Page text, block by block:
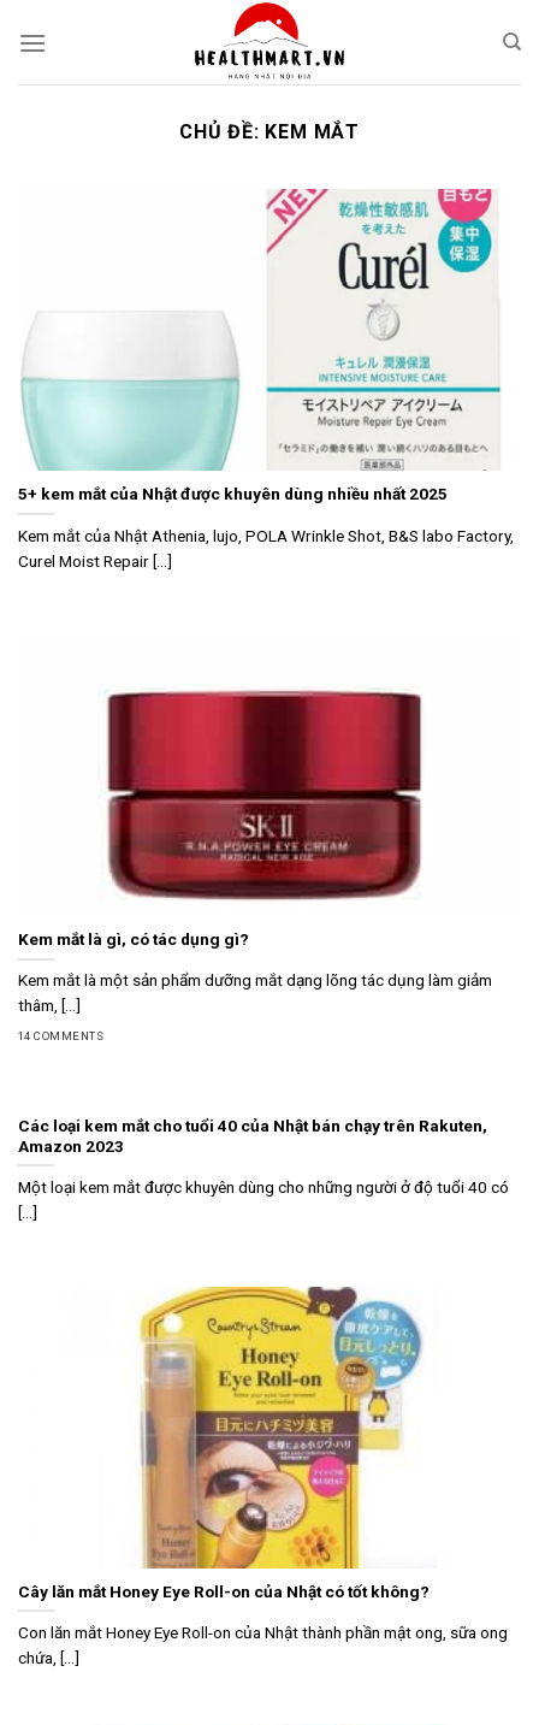
CHỦ ĐỀ: KEM MẮT
5+ kem mắt của Nhật được khuyên dùng nhiều nhất 2025
Kem mắt của Nhật Athenia, lujo, POLA Wrinkle Shot, B&S labo Factory,
Curel Moist Repair [...]
Kem mắt là gì, có tác dụng gì?
Kem mắt là một sản phẩm dưỡng mắt dạng lõng tác dụng làm giảm
thâm, [...]
14 COMMENTS
Các loại kem mắt cho tuổi 40 của Nhật bán chạy trên Rakuten,
Amazon 2023
Một loại kem mắt được khuyên dùng cho những người ở độ tuổi 40 có
[...]
Cây lăn mắt Honey Eye Roll-on của Nhật có tốt không?
Con lăn mắt Honey Eye Roll-on của Nhật thành phần mật ong, sữa ong
chứa, [...]